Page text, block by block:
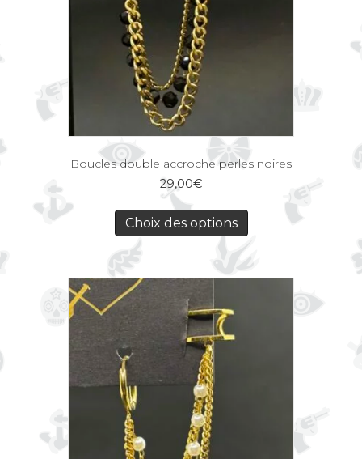
Boucles double accroche perles noires
29,00€
Choix des options